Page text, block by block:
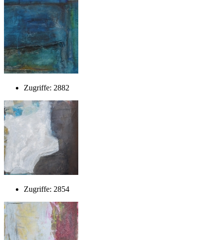
Zugriffe: 2882
Zugriffe: 2854